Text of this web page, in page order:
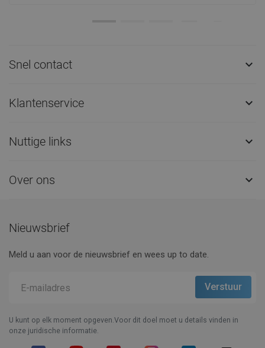
Snel contact 
Klantenservice 
Nuttige links 
Over ons 
Nieuwsbrief
Meld u aan voor de nieuwsbrief en wees up to date.
U kunt op elk moment opgeven.Voor dit doel moet u details vinden in
onze juridische informatie.